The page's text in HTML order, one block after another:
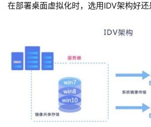
在部署桌面虚拟化时，选用IDV架构好还